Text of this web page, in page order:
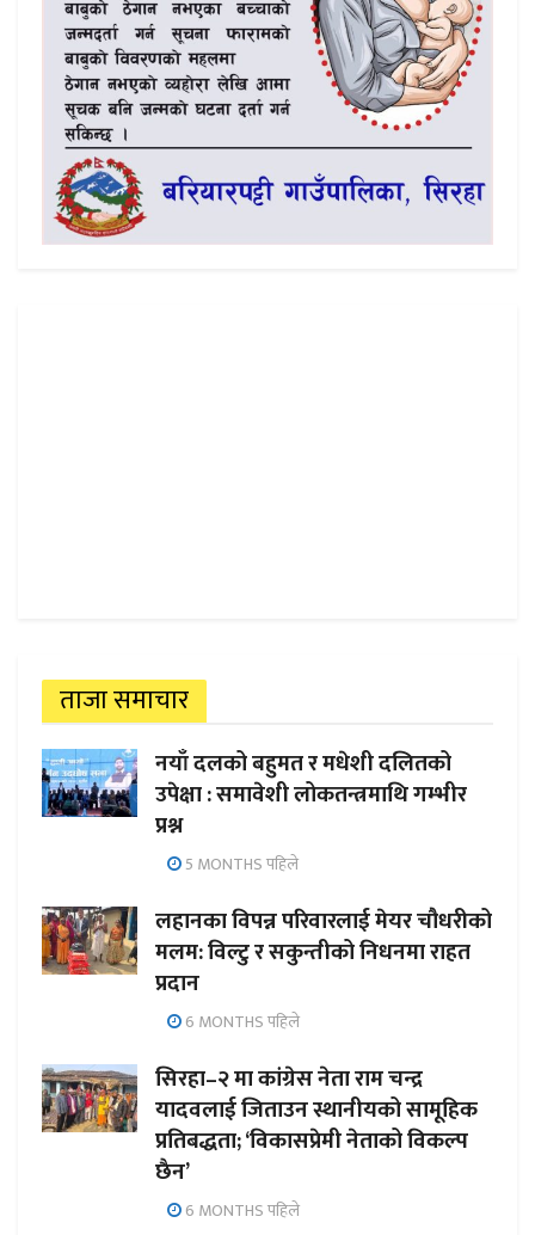
ताजा समाचार
नयाँ दलको बहुमत र मधेशी दलितको
उपेक्षा : समावेशी लोकतन्त्रमाथि गम्भीर
प्रश्न
5 MONTHS पहिले
लहानका विपन्न परिवारलाई मेयर चौधरीको
मलम: विल्टु र सकुन्तीको निधनमा राहत
प्रदान
6 MONTHS पहिले
सिरहा–२ मा कांग्रेस नेता राम चन्द्र
यादवलाई जिताउन स्थानीयको सामूहिक
प्रतिबद्धता; ‘विकासप्रेमी नेताको विकल्प
छैन’
6 MONTHS पहिले